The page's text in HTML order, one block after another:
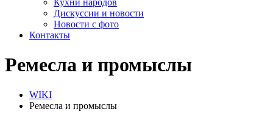
Кухни народов
Дискуссии и новости
Новости с фото
Контакты
Ремесла и промыслы
WIKI
Ремесла и промыслы